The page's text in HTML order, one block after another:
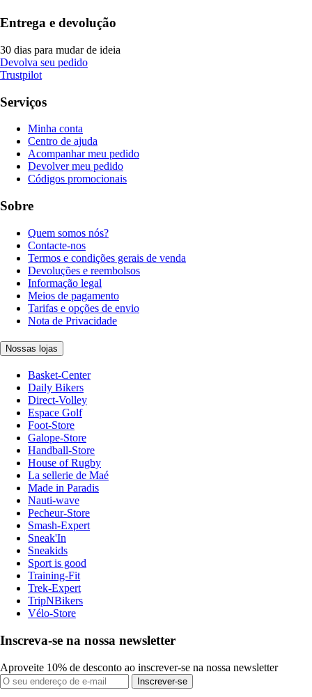
Entrega e devolução
30 dias para mudar de ideia
Devolva seu pedido
Trustpilot
Serviços
Minha conta
Centro de ajuda
Acompanhar meu pedido
Devolver meu pedido
Códigos promocionais
Sobre
Quem somos nós?
Contacte-nos
Termos e condições gerais de venda
Devoluções e reembolsos
Informação legal
Meios de pagamento
Tarifas e opções de envio
Nota de Privacidade
Nossas lojas
Basket-Center
Daily Bikers
Direct-Volley
Espace Golf
Foot-Store
Galope-Store
Handball-Store
House of Rugby
La sellerie de Maé
Made in Paradis
Nauti-wave
Pecheur-Store
Smash-Expert
Sneak'In
Sneakids
Sport is good
Training-Fit
Trek-Expert
TripNBikers
Vélo-Store
Inscreva-se na nossa newsletter
Aproveite 10% de desconto ao inscrever-se na nossa newsletter
Inscrever-se